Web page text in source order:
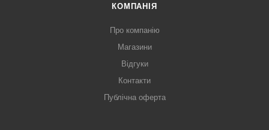
КОМПАНІЯ
Про компанію
Магазини
Відгуки
Контакти
Публічна оферта